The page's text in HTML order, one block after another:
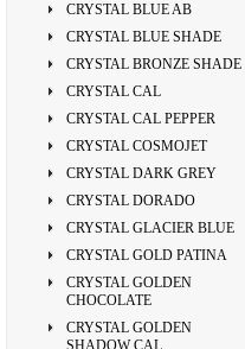
CRYSTAL BLUE AB
CRYSTAL BLUE SHADE
CRYSTAL BRONZE SHADE
CRYSTAL CAL
CRYSTAL CAL PEPPER
CRYSTAL COSMOJET
CRYSTAL DARK GREY
CRYSTAL DORADO
CRYSTAL GLACIER BLUE
CRYSTAL GOLD PATINA
CRYSTAL GOLDEN
CHOCOLATE
CRYSTAL GOLDEN
SHADOW CAL